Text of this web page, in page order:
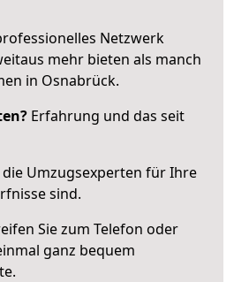
Netzwerk
mehr bieten als manch
in Osnabrück.
Erfahrung und das seit
die Umzugsexperten für Ihre
sind.
Sie zum Telefon oder
ganz bequem